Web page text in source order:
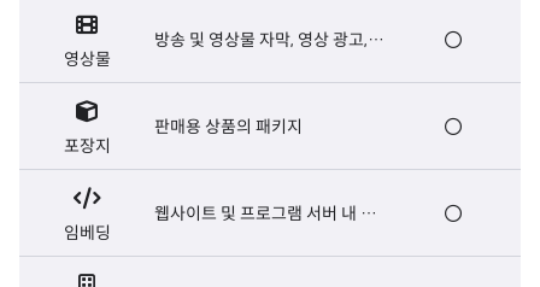
영상물
방송 및 영상물 자막, 영상 광고,
포장지
판매용 상품의 패키지
임베딩
웹사이트 및 프로그램 서버 내 폰